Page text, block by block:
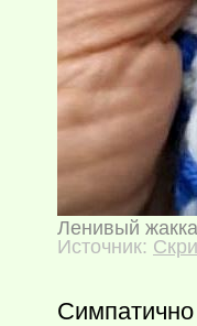
Ленивый
Источник:
Симпатично